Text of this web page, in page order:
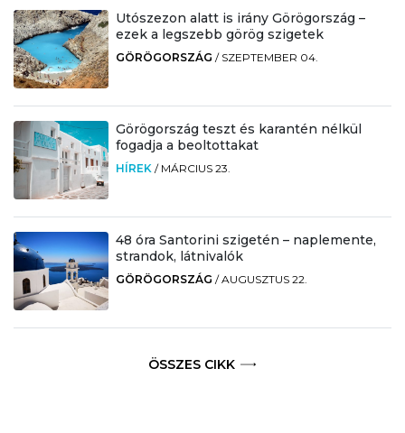
Utószezon alatt is irány Görögország –
ezek a legszebb görög szigetek
GÖRÖGORSZÁG / SZEPTEMBER 04.
Görögország teszt és karantén nélkül
fogadja a beoltottakat
HÍREK / MÁRCIUS 23.
48 óra Santorini szigetén – naplemente,
strandok, látnivalók
GÖRÖGORSZÁG /AUGUSZTUS 22.
ÖSSZES CIKK